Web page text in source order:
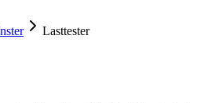
Lasttester